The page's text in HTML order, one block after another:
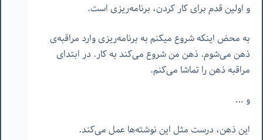
و اولین قدم برای کار کردن، برنامه‌ریزی است.
به محض اینکه شروع میکنم به برنامه‌ریزی وارد مراقبه‌ی
ذهن می‌شوم. ذهن من شروع می‌کند به کار. در ابتدای
مراقبه ذهن را تماشا می‌کنم.
و …
این ذهن، درست مثل این نوشته‌ها عمل می‌کند.